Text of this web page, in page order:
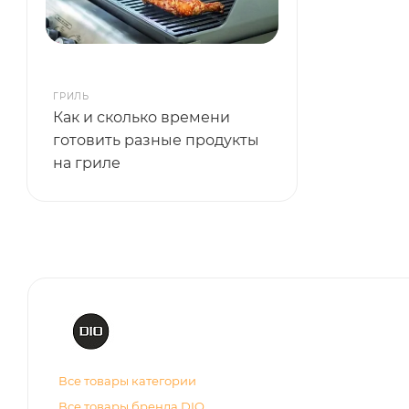
ГРИЛЬ
Как и сколько времени
готовить разные продукты
на гриле
Все товары категории